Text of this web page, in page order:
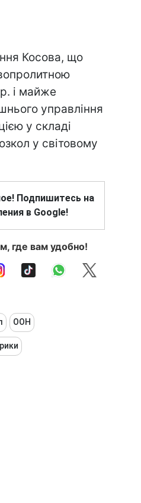
Косова, що
і майже
управління
у складі
у світовому
Подпишитесь на
в Google!
где вам удобно!
ООН